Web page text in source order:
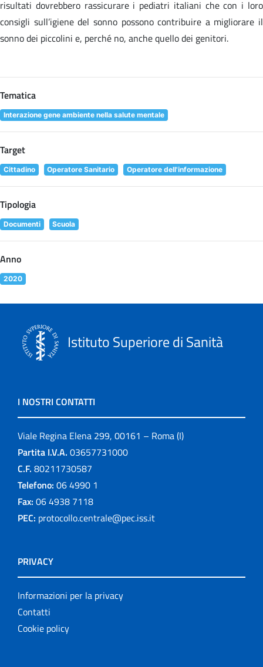
risultati dovrebbero rassicurare i pediatri italiani che con i loro
consigli sull’igiene del sonno possono contribuire a migliorare il
sonno dei piccolini e, perché no, anche quello dei genitori.
Tematica
Interazione gene ambiente nella salute mentale
Target
Cittadino Operatore Sanitario Operatore dell'informazione
Tipologia
Documenti Scuola
Anno
2020
Istituto Superiore di Sanità
I NOSTRI CONTATTI
Viale Regina Elena 299, 00161 – Roma (I)
Partita I.V.A. 03657731000
C.F. 80211730587
Telefono: 06 4990 1
Fax: 06 4938 7118
PEC: protocollo.centrale@pec.iss.it
PRIVACY
Informazioni per la privacy
Contatti
Cookie policy